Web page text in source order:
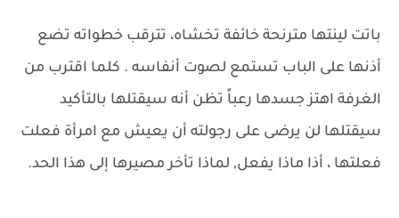
باتت لينتها مترنحة خائفة تخشاه، تترقب خطواته تضع
أذنها على الباب تستمع لصوت أنفاسه . كلما اقترب من
الغرفة اهتز جسدها رعباً تظن أنه سيقتلها بالتأكيد
سيقتلها لن يرضى على رجولته أن يعيش مع امرأة فعلت
فعلتها ، أذا ماذا يفعل, لماذا تأخر مصيرها إلى هذا الحد.